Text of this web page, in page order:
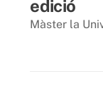
edició
Màster la